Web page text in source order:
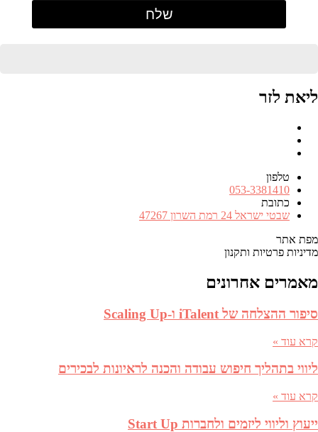
ליאת לזר
טלפון
מספר
טלפון
053-3381410
כתובת
כתובת
שבטי ישראל 24 רמת השרון 47267
מפת אתר
מדיניות פרטיות ותקנון
מאמרים אחרונים
סיפור ההצלחה של iTalent ו-Scaling Up
קרא עוד »
ליווי בתהליך חיפוש עבודה והכנה לראיונות לבכירים
קרא עוד »
ייעוץ וליווי ליזמים ולחברות Start Up